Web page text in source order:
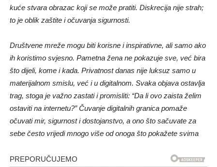
kuće stvara obrazac koji se može pratiti. Diskrecija nije strah;
to je oblik zaštite i očuvanja sigurnosti.
Društvene mreže mogu biti korisne i inspirativne, ali samo ako
ih koristimo svjesno. Pametna žena ne pokazuje sve, već bira
što dijeli, kome i kada. Privatnost danas nije luksuz samo u
materijalnom smislu, već i u digitalnom. Svaka objava ostavlja
trag, stoga je važno zastati i promisliti: “Da li ovo zaista želim
ostaviti na internetu?” Čuvanje digitalnih granica pomaže
očuvati mir, sigurnost i dostojanstvo, a ono što sačuvate za
sebe često vrijedi mnogo više od onoga što pokažete svima